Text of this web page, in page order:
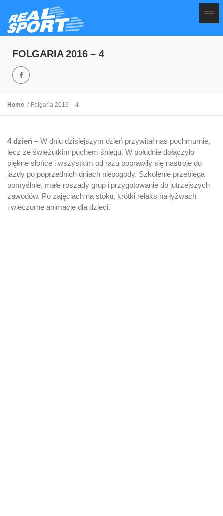
FOLGARIA 2016 – 4
Home Folgaria 2016 – 4
4 dzień – W dniu dzisiejszym dzień przywitał nas pochmurnie,
lecz ze świeżutkim puchem śniegu. W południe dołączyło
piękne słońce i wszystkim od razu poprawiły się nastroje do
jazdy po poprzednich dniach niepogody. Szkolenie przebiega
pomyślnie, małe roszady grup i przygotowanie do jutrzejszych
zawodów. Po zajęciach na stoku, krótki relaks na łyżwach
i wieczorne animacje dla dzieci.